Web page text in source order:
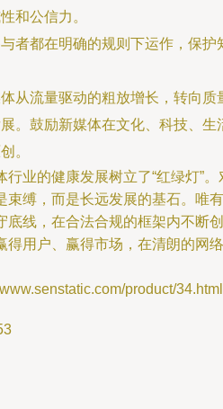
和公信力。
与者都在明确的规则下运作，保护
体从流量驱动的粗放增长，转向质
。鼓励新媒体在文化、科技、生
。
业的健康发展树立了“红绿灯”。
束缚，而是长远发展的基石。唯有
底线，在合法合规的框架内不断创
得用户、赢得市场，在清朗的网络
product/34.html